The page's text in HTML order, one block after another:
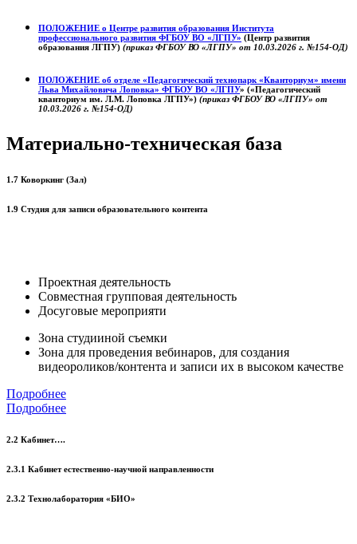
ПОЛОЖЕНИЕ о Центре развития образования Института
профессионального развития ФГБОУ ВО «ЛГПУ» (Центр развития
образования ЛГПУ) (приказ ФГБОУ ВО «ЛГПУ» от 10.03.2026 г. №154-ОД)
ПОЛОЖЕНИЕ об отделе «Педагогический технопарк «Кванториум» имени
Льва Михайловича Лоповка» ФГБОУ ВО «ЛГПУ» («Педагогический
кванториум им. Л.М. Лоповка ЛГПУ») (приказ ФГБОУ ВО «ЛГПУ» от
10.03.2026 г. №154-ОД)
Материально-техническая база
1.7 Коворкинг (Зал)
1.9 Студия для записи образовательного контента
Проектная деятельность
Совместная групповая деятельность
Досуговые мероприяти
Зона студииной съемки
Зона для проведения вебинаров, для создания
видеороликов/контента и записи их в высоком качестве
Подробнее
Подробнее
2.2 Кабинет….
2.3.1 Кабинет естественно-научной направленности
2.3.2 Технолаборатория «БИО»